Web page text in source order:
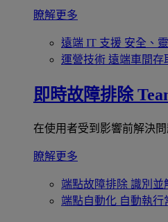
瞭解更多
遠端 IT 支援 安全、
運營技術 遠端車間存
即時故障排除
在使用者受到影響前解決問
瞭解更多
端點故障排除 識別並
端點自動化 自動執行